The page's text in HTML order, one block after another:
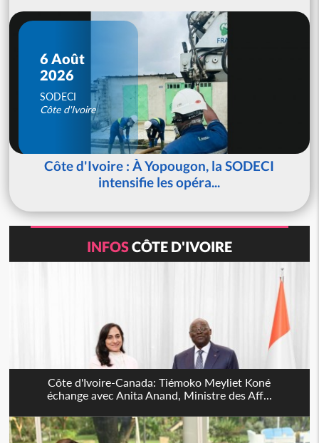
6 Août
2026
SODECI
Côte d'Ivoire
Côte d'Ivoire : À Yopougon, la SODECI
intensifie les opéra...
INFOSCÔTE D'IVOIRE
Côte d'Ivoire-Canada: Tiémoko Meyliet Koné
échange avec Anita Anand, Ministre des Aff...